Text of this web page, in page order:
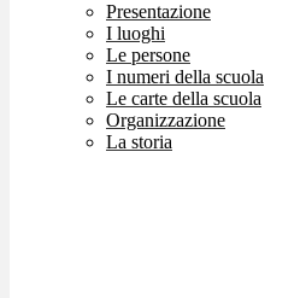
Presentazione
I luoghi
Le persone
I numeri della scuola
Le carte della scuola
Organizzazione
La storia